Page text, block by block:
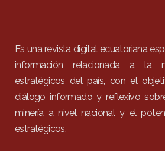
Es una revista digital ecuatoriana
información relacionada a la
estratégicos del país, con el
diálogo informado y reflexivo
minería a nivel nacional y el
estratégicos.